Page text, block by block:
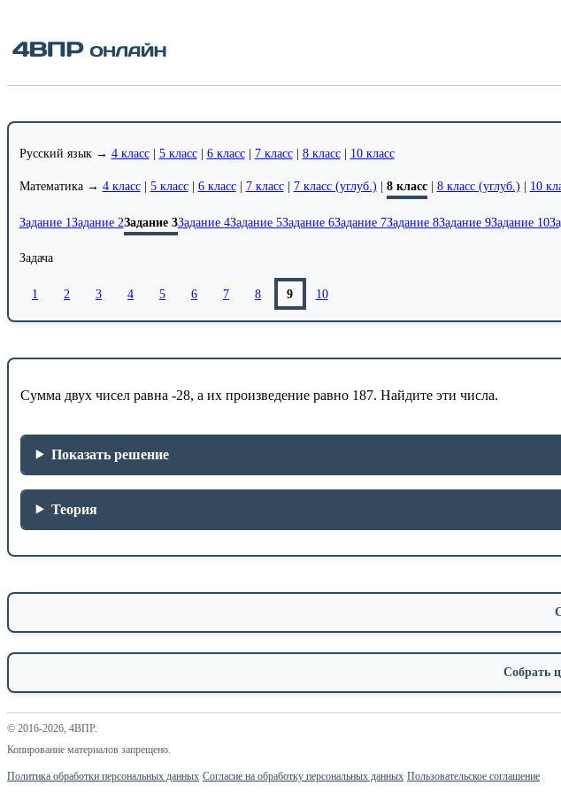
Русский язык → 4 класс| 5 класс| 6 класс| 7 класс| 8 класс| 10 класс
Математика → 4 класс| 5 класс| 6 класс| 7 класс| 7 класс (углуб.) | 8 класс| 8 класс (углуб.) | 10
Задание 1Задание 2Задание 3Задание 4Задание 5Задание 6Задание 7Задание 8Задание 9Задание 10
Задача
1 2 3 4 5 6 7 8 9 10
Сумма двух чисел равна -28, а их произведение равно 187. Найдите эти числа.
Показать решение
Теория
Собрать
© 2016-2026, 4ВПР.
Копирование материалов запрещено.
Политика обработки персональных данных·Согласие на обработку персональных данных·Пользовательское соглашение